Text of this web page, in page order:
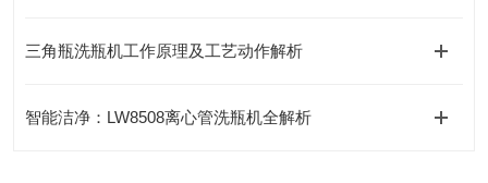
三角瓶洗瓶机工作原理及工艺动作解析
智能洁净：LW8508离心管洗瓶机全解析